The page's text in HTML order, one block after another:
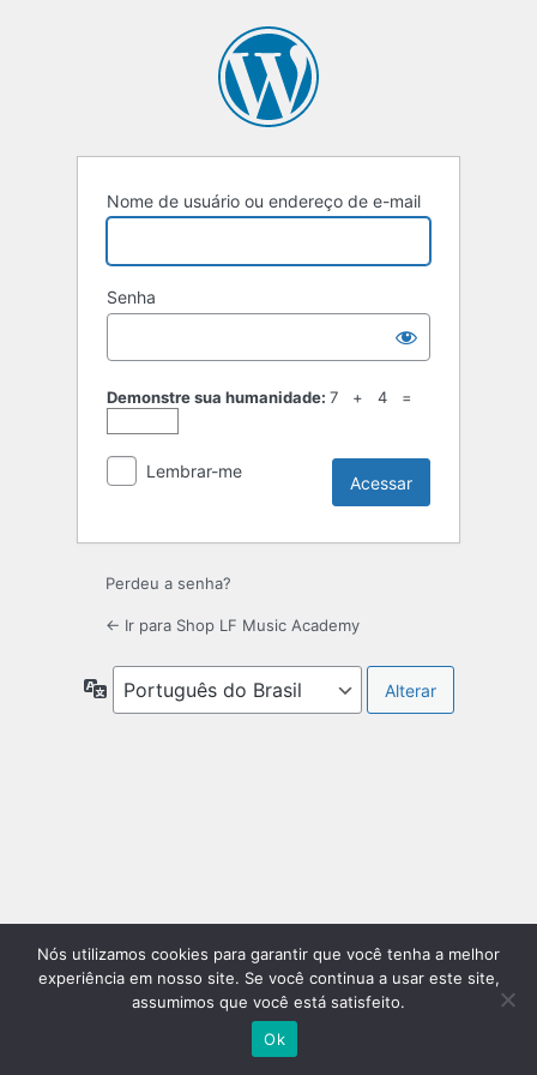
Nome de usuário ou endereço de e-mail
Senha
Demonstre sua humanidade: 7 + 4 =
Lembrar-me
Perdeu a senha?
← Ir para Shop LF Music Academy
Idioma
Nós utilizamos cookies para garantir que você tenha a melhor
experiência em nosso site. Se você continua a usar este site,
assumimos que você está satisfeito.
Ok